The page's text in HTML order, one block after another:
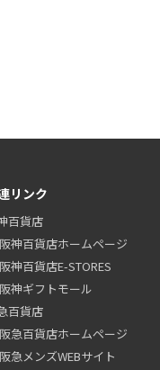
リンク
百貨店
阪神百貨店ホームページ
阪神百貨店E-STORES
阪神ギフトモール
百貨店
阪急百貨店ホームページ
阪急メンズWEBサイト